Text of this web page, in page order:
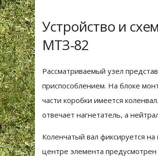
Устройство и
МТЗ-82
Рассматриваемый узел
приспособлением. На блоке
части коробки имеется
отвечает нагнетатель, а
Коленчатый вал фиксируется
центре элемента